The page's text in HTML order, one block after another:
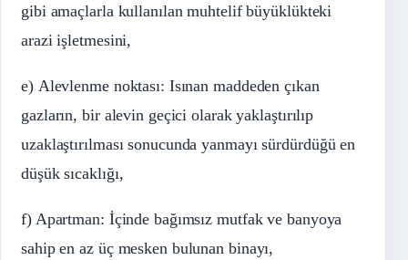
gibi amaçlarla kullanılan muhtelif büyüklükteki
arazi işletmesini,
e) Alevlenme noktası: Isınan maddeden çıkan
gazların, bir alevin geçici olarak yaklaştırılıp
uzaklaştırılması sonucunda yanmayı sürdürdüğü en
düşük sıcaklığı,
f) Apartman: İçinde bağımsız mutfak ve banyoya
sahip en az üç mesken bulunan binayı,